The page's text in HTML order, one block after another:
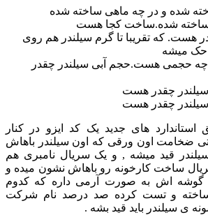
شده و در چه ماهی ساخته شده
شده.ساخت کجا هست
هست. که تقریبا تا گرم سیلندر هم روی
حک میشه
چه حجمی هست.حجم آبی سیلندر چقدر
چقدر هست
چقدر هست
استاندارد های جدید یک کد ایزو در کنار
ضخامت اون ورقی که اون سیلندر باهاش
قید میشه , و یک سریال نامبری هم
ساخت کارخونه رو باهاش نشون میده و
اش به صورت آرمی داره که کدوم
ساخته و تست کرده صد درصد نام شرکت
ی سیلندر باید قید بشه .